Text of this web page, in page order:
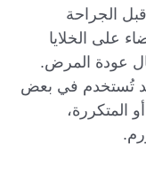
الجراحة
على الخلايا
عودة المرض.
قد تُستخدم في بعض
المتكررة،